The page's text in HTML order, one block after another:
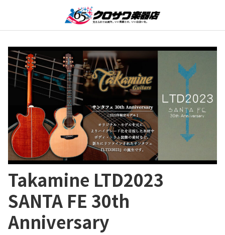
Takamine LTD2023
SANTA FE 30th
Anniversary